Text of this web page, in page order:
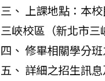
三、 上課地點：本
三峽校區（新北市三
四、 修畢相關學分
五、 詳細之招生訊